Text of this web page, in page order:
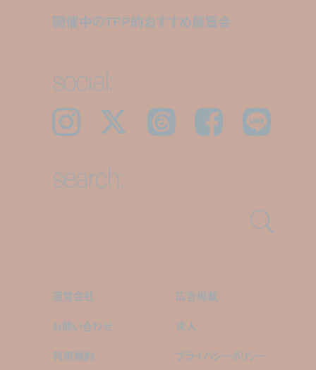
開催中のTFP的おすすめ展覧会
social:
Instagram 𝕏 Threads Facebook LINE
search:
運営会社
広告掲載
お問い合わせ
求人
利用規約 プライバシーポリシー